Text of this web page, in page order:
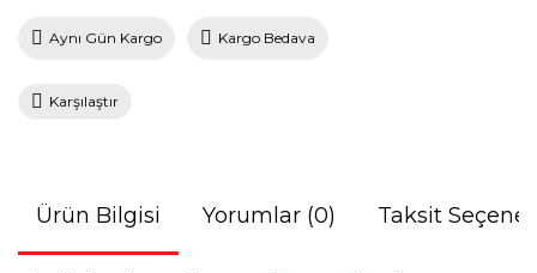
Aynı Gün Kargo Kargo Bedava
Karşılaştır
Ürün Bilgisi Yorumlar (0) Taksit